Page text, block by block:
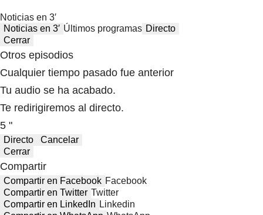
Noticias en 3′
Noticias en 3′ Últimos programas Directo
Cerrar
Otros episodios
Cualquier tiempo pasado fue anterior
Tu audio se ha acabado.
Te redirigiremos al directo.
5 "
Directo
Cancelar
Cerrar
Compartir
Compartir en Facebook Facebook
Compartir en Twitter Twitter
Compartir en LinkedIn Linkedin